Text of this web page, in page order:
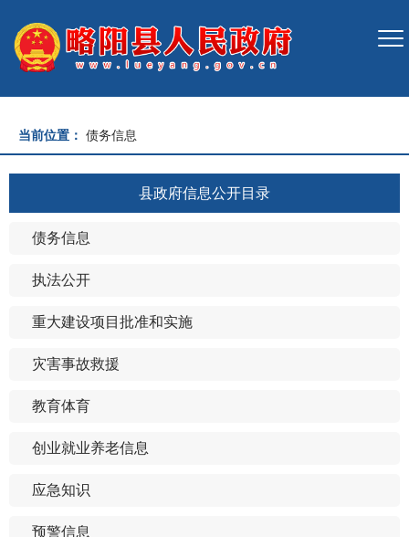
当前位置： 债务信息
县政府信息公开目录
债务信息
执法公开
重大建设项目批准和实施
灾害事故救援
教育体育
创业就业养老信息
应急知识
预警信息